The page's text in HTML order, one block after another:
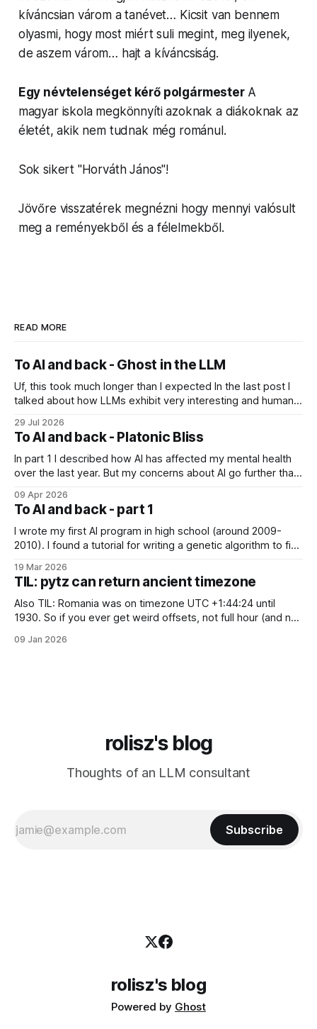
kíváncsian várom a tanévet… Kicsit van bennem
olyasmi, hogy most miért suli megint, meg ilyenek,
de aszem várom… hajt a kívánc­siság.
Egy névte­len­séget kérő pol­gármester A
magyar iskola megkön­nyíti azoknak a diákoknak az
életét, akik nem tudnak még románul.
Sok sikert "Horváth János"!
Jövőre vis­sza­térek megnézni hogy mennyi valósult
meg a remények­ből és a félelmek­ből.
READ MORE
To AI and back - Ghost in the LLM
Uf, this took much longer than I expected In the last post I
talked about how LLMs exhibit very interesting and human-
the platonic realm. Another person that influenced me a lot
is Joscha Bach. The first idea from him
29 Jul 2026
To AI and back - Platonic Bliss
In part 1 I described how AI has affected my mental health
over the last year. But my concerns about AI go further than
assistants sometimes exhibit weird behaviors. Gemini
"feeling" miserable and self-loathing
09 Apr 2026
To AI and back - part 1
I wrote my first AI program in high school (around 2009-
2010). I found a tutorial for writing a genetic algorithm to find
C++, I knew only PHP, I didn't know any OOP, so
19 Mar 2026
TIL: pytz can return ancient timezone
Also TIL: Romania was on timezone UTC +1:44:24 until
1930. So if you ever get weird offsets, not full hour (and not
pytz for some reason returns the first recorded offset for a
09 Jan 2026
rolisz's blog
Thoughts of an LLM consultant
Subscribe
rolisz's blog
Powered by Ghost